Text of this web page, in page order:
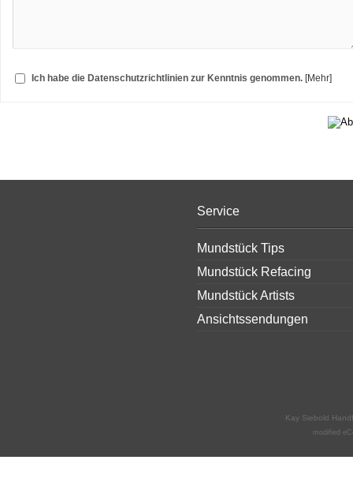
Ich habe die Datenschutzrichtlinien zur Kenntnis genommen. [Mehr]
Service
Mundstück Tips
Mundstück Refacing
Mundstück Artists
Ansichtssendungen
Kay Siebold
mod ified